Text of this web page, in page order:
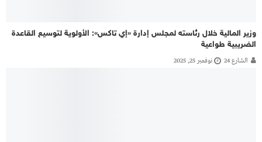
وزير المالية خلال رئاسته لمجلس إدارة «إي تاكس»: الأولوية لتوسيع القاعدة
الضريبية طواعية
الشارع 24 نوفمبر 25, 2025